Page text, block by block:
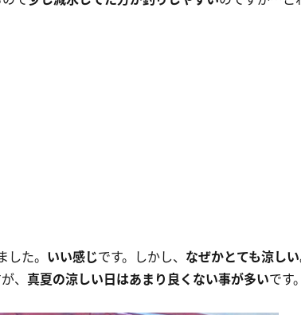
た。 いい感じです。しかし、 なぜかとても涼しい
、 真夏の涼しい日はあまり良くない事が多いです。